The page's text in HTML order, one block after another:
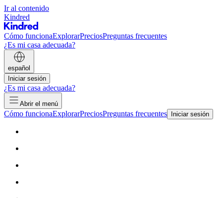
Ir al contenido
Kindred
Cómo funcionaExplorarPreciosPreguntas frecuentes
¿Es mi casa adecuada?
español
Iniciar sesión
¿Es mi casa adecuada?
Abrir el menú
Cómo funcionaExplorarPreciosPreguntas frecuentes Iniciar sesión